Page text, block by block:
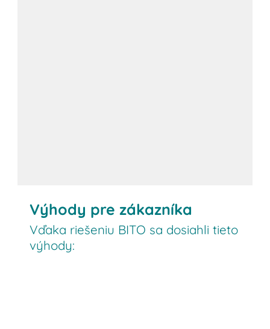
Výhody pre zákazníka
Vďaka riešeniu BITO sa dosiahli tieto
výhody: